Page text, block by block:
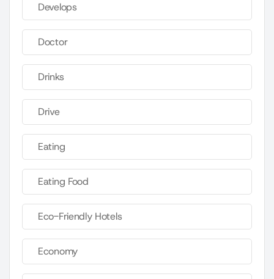
Develops
Doctor
Drinks
Drive
Eating
Eating Food
Eco-Friendly Hotels
Economy